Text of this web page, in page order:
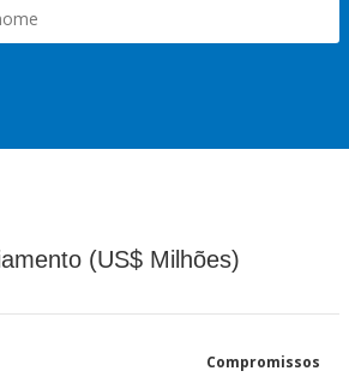
(US$ Milhões)
Compromissos